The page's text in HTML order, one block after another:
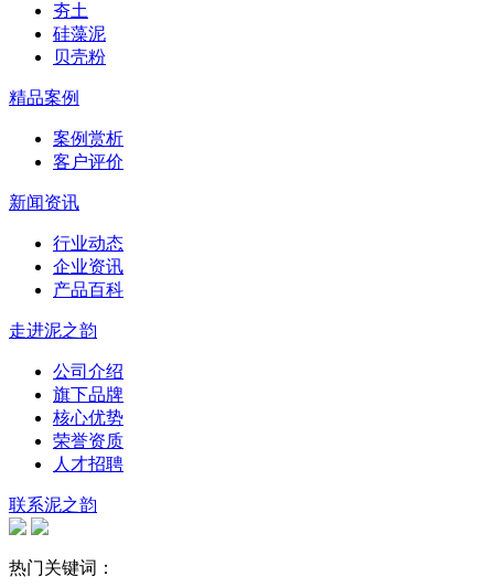
夯土
硅藻泥
贝壳粉
精品案例
案例赏析
客户评价
新闻资讯
行业动态
企业资讯
产品百科
走进泥之韵
公司介绍
旗下品牌
核心优势
荣誉资质
人才招聘
联系泥之韵
热门关键词：